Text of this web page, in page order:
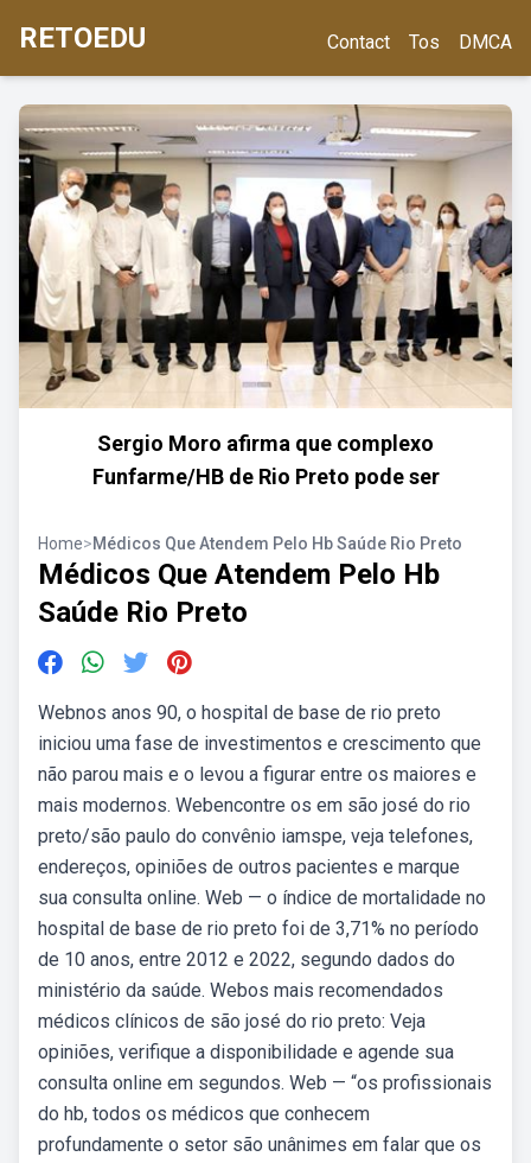
RETOEDU Contact Tos DMCA
Sergio Moro afirma que complexo
Funfarme/HB de Rio Preto pode ser
Home>Médicos Que Atendem Pelo Hb Saúde Rio Preto
Médicos Que Atendem Pelo Hb
Saúde Rio Preto
Webnos anos 90, o hospital de base de rio preto
iniciou uma fase de investimentos e crescimento que
não parou mais e o levou a figurar entre os maiores e
mais modernos. Webencontre os em são josé do rio
preto/são paulo do convênio iamspe, veja telefones,
endereços, opiniões de outros pacientes e marque
sua consulta online. Web — o índice de mortalidade no
hospital de base de rio preto foi de 3,71% no período
de 10 anos, entre 2012 e 2022, segundo dados do
ministério da saúde. Webos mais recomendados
médicos clínicos de são josé do rio preto: Veja
opiniões, verifique a disponibilidade e agende sua
consulta online em segundos. Web — “os profissionais
do hb, todos os médicos que conhecem
profundamente o setor são unânimes em falar que os